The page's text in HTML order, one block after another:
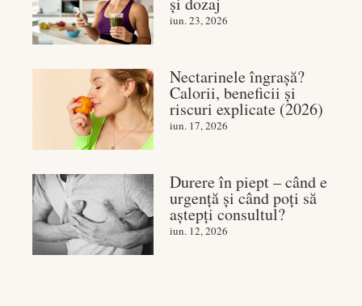
iun. 23, 2026
Nectarinele îngrașă?
Calorii, beneficii și
riscuri explicate (2026)
iun. 17, 2026
Durere în piept – când e
urgență și când poți să
aștepți consultul?
iun. 12, 2026